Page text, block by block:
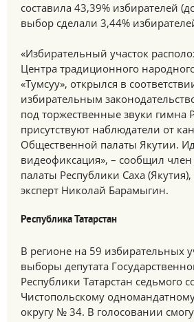
составила 43,39% избирателей
выбор сделали 3,44%
«Избирательный участок
Центра традиционного
«Тумсуу», открылся в
избирательным
под торжественные звуки гимна
присутствуют наблюдатели от
Общественной палаты Якутии.
видеофиксация», – сообщил
палаты Республики Саха
эксперт Николай Барамыгин.
Республика Татарстан
В регионе на 59 избирательных
выборы депутата
Республики Татарстан седьмого
Чистопольскому
округу № 34. В голосовании